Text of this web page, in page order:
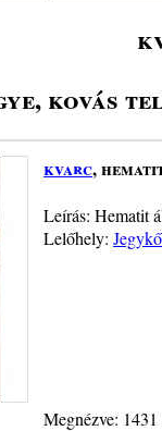
kovás
kvarc,
Leírás: Hematit
Lelőhely:
Megnézve: